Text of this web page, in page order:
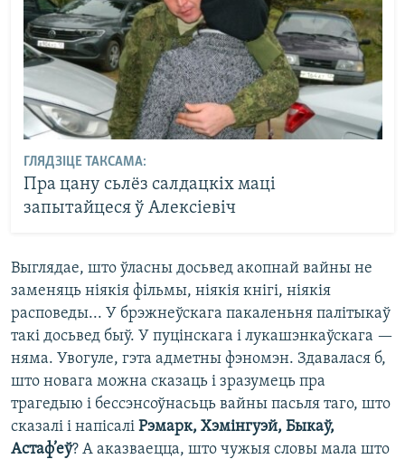
ГЛЯДЗІЦЕ ТАКСАМА:
Пра цану сьлёз салдацкіх маці
запытайцеся ў Алексіевіч
Выглядае, што ўласны досьвед акопнай вайны не
заменяць ніякія фільмы, ніякія кнігі, ніякія
расповеды... У брэжнеўскага пакаленьня палітыкаў
такі досьвед быў. У пуцінскага і лукашэнкаўскага —
няма. Увогуле, гэта адметны фэномэн. Здавалася б,
што новага можна сказаць і зразумець пра
трагедыю і бессэнсоўнасьць вайны пасьля таго, што
сказалі і напісалі Рэмарк, Хэмінгуэй, Быкаў,
Астаф’еў? А аказваецца, што чужыя словы мала што